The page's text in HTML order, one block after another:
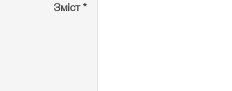
Зміст *